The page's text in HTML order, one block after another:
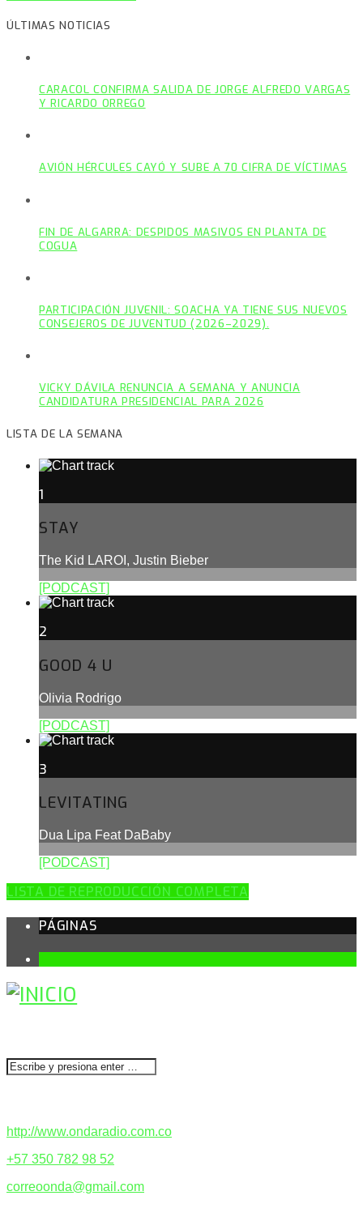
ÚLTIMAS NOTICIAS
CARACOL CONFIRMA SALIDA DE JORGE ALFREDO VARGAS
Y RICARDO ORREGO
AVIÓN HÉRCULES CAYÓ Y SUBE A 70 CIFRA DE VÍCTIMAS
FIN DE ALGARRA: DESPIDOS MASIVOS EN PLANTA DE
COGUA
PARTICIPACIÓN JUVENIL: SOACHA YA TIENE SUS NUEVOS
CONSEJEROS DE JUVENTUD (2026–2029).
VICKY DÁVILA RENUNCIA A SEMANA Y ANUNCIA
CANDIDATURA PRESIDENCIAL PARA 2026
LISTA DE LA SEMANA
1
STAY
The Kid LAROI, Justin Bieber
[PODCAST]
2
GOOD 4 U
Olivia Rodrigo
[PODCAST]
3
LEVITATING
Dua Lipa Feat DaBaby
[PODCAST]
LISTA DE REPRODUCCIÓN COMPLETA
PÁGINAS
http://www.ondaradio.com.co
+57 350 782 98 52
correoonda@gmail.com